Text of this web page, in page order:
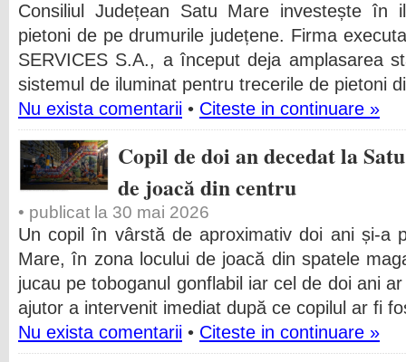
Consiliul Județean Satu Mare investește în
pietoni de pe drumurile județene. Firma
SERVICES S.A., a început deja amplasarea
sistemul de iluminat pentru trecerile de pietoni
Nu exista comentarii • Citeste in continuare »
Copil de doi an decedat la
de joacă din centru
• publicat la 30 mai 2026
Un copil în vârstă de aproximativ doi ani și-a
Mare, în zona locului de joacă din spatele
jucau pe toboganul gonflabil iar cel de doi ani
ajutor a intervenit imediat după ce copilul ar fi
Nu exista comentarii • Citeste in continuare »